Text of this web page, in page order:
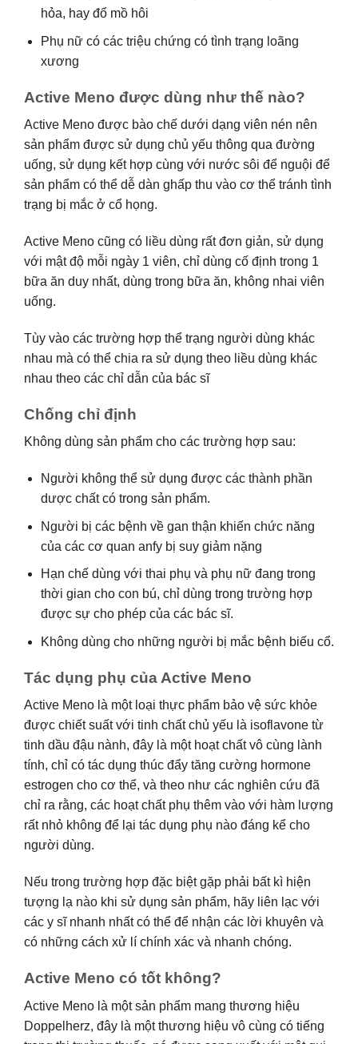
hỏa, hay đổ mồ hôi
Phụ nữ có các triệu chứng có tình trạng loãng
xương
Active Meno được dùng như thế nào?
Active Meno được bào chế dưới dạng viên nén nên
sản phẩm được sử dụng chủ yếu thông qua đường
uống, sử dụng kết hợp cùng với nước sôi để nguội để
sản phẩm có thể dễ dàn ghấp thu vào cơ thể tránh tình
trạng bị mắc ở cổ họng.
Active Meno cũng có liều dùng rất đơn giản, sử dụng
với mật độ mỗi ngày 1 viên, chỉ dùng cố định trong 1
bữa ăn duy nhất, dùng trong bữa ăn, không nhai viên
uống.
Tùy vào các trường hợp thể trạng người dùng khác
nhau mà có thể chia ra sử dụng theo liều dùng khác
nhau theo các chỉ dẫn của bác sĩ
Chống chỉ định
Không dùng sản phẩm cho các trường hợp sau:
Người không thể sử dụng được các thành phần
dược chất có trong sản phẩm.
Người bị các bệnh về gan thận khiến chức năng
của các cơ quan anfy bị suy giảm nặng
Hạn chế dùng với thai phụ và phụ nữ đang trong
thời gian cho con bú, chỉ dùng trong trường hợp
được sự cho phép của các bác sĩ.
Không dùng cho những người bị mắc bệnh biếu cổ.
Tác dụng phụ của Active Meno
Active Meno là một loại thực phẩm bảo vệ sức khỏe
được chiết suất với tinh chất chủ yếu là isoflavone từ
tinh dầu đậu nành, đây là một hoạt chất vô cùng lành
tính, chỉ có tác dụng thúc đẩy tăng cường hormone
estrogen cho cơ thể, và theo như các nghiên cứu đã
chỉ ra rằng, các hoạt chất phụ thêm vào với hàm lượng
rất nhỏ không để lại tác dụng phụ nào đáng kể cho
người dùng.
Nếu trong trường hợp đặc biệt gặp phải bất kì hiện
tượng lạ nào khi sử dụng sản phẩm, hãy liên lạc với
các y sĩ nhanh nhất có thể để nhận các lời khuyên và
có những cách xử lí chính xác và nhanh chóng.
Active Meno có tốt không?
Active Meno là một sản phẩm mang thương hiệu
Doppelherz, đây là một thương hiệu vô cùng có tiếng